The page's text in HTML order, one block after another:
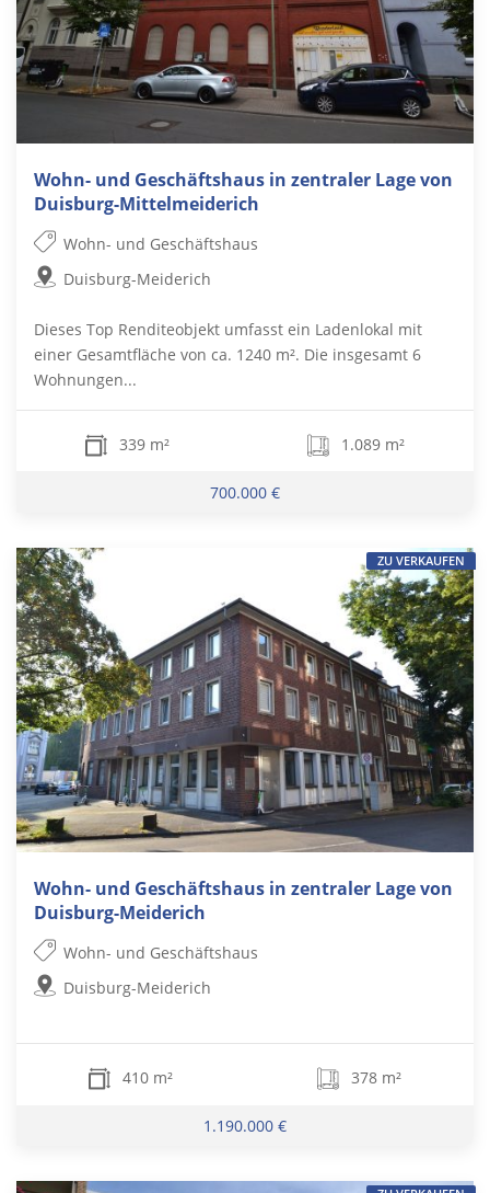
Wohn- und Geschäftshaus in zentraler Lage von
Duisburg-Mittelmeiderich
Wohn- und Geschäftshaus
Duisburg-Meiderich
Dieses Top Renditeobjekt umfasst ein Ladenlokal mit
einer Gesamtfläche von ca. 1240 m². Die insgesamt 6
Wohnungen...
339 m² 1.089 m²
700.000 €
Wohn- und Geschäftshaus in zentraler Lage von
Duisburg-Meiderich
Wohn- und Geschäftshaus
Duisburg-Meiderich
410 m² 378 m²
1.190.000 €
ZU VERKAUFEN